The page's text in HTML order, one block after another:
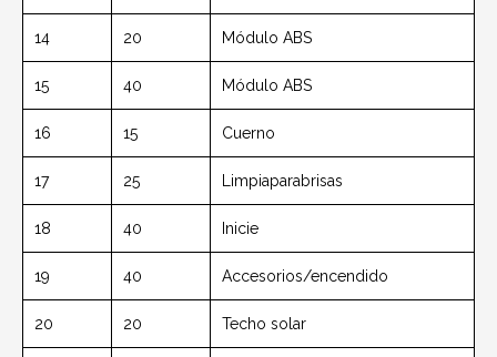
14 20 Módulo ABS
15 40 Módulo ABS
16 15 Cuerno
17 25 Limpiaparabrisas
18 40 Inicie
19 40 Accesorios/encendido
20 20 Techo solar